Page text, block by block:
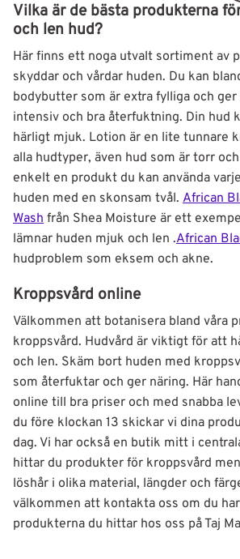
Vilka är de bästa produkterna
och len hud?
Här finns ett noga utvalt sortiment av
skyddar och vårdar huden. Du kan
bodybutter som är extra fylliga och
intensiv och bra återfuktning. Din hud
härligt mjuk. Lotion är en lite tunnare
alla hudtyper, även hud som är torr
enkelt en produkt du kan använda
huden med en skonsam tvål. African
Wash från Shea Moisture är ett
lämnar huden mjuk och len .African
hudproblem som eksem och akne.
Kroppsvård online
Välkommen att botanisera bland våra
kroppsvård. Hudvård är viktigt för att
och len. Skäm bort huden med
som återfuktar och ger näring. Här
online till bra priser och med snabba
du före klockan 13 skickar vi dina
dag. Vi har också en butik mitt i
hittar du produkter för kroppsvård
löshår i olika material, längder och
välkommen att kontakta oss om du
produkterna du hittar hos oss på Taj